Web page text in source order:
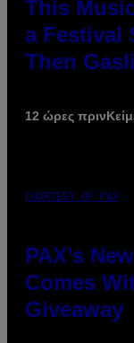
This
a Festival
Then
12 ώρες πριν
COURTESY OF PAX
PAX’s
Comes
Giveaway